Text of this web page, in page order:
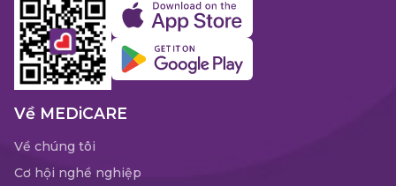
Về MEDiCARE
Về chúng tôi
Cơ hội nghề nghiệp